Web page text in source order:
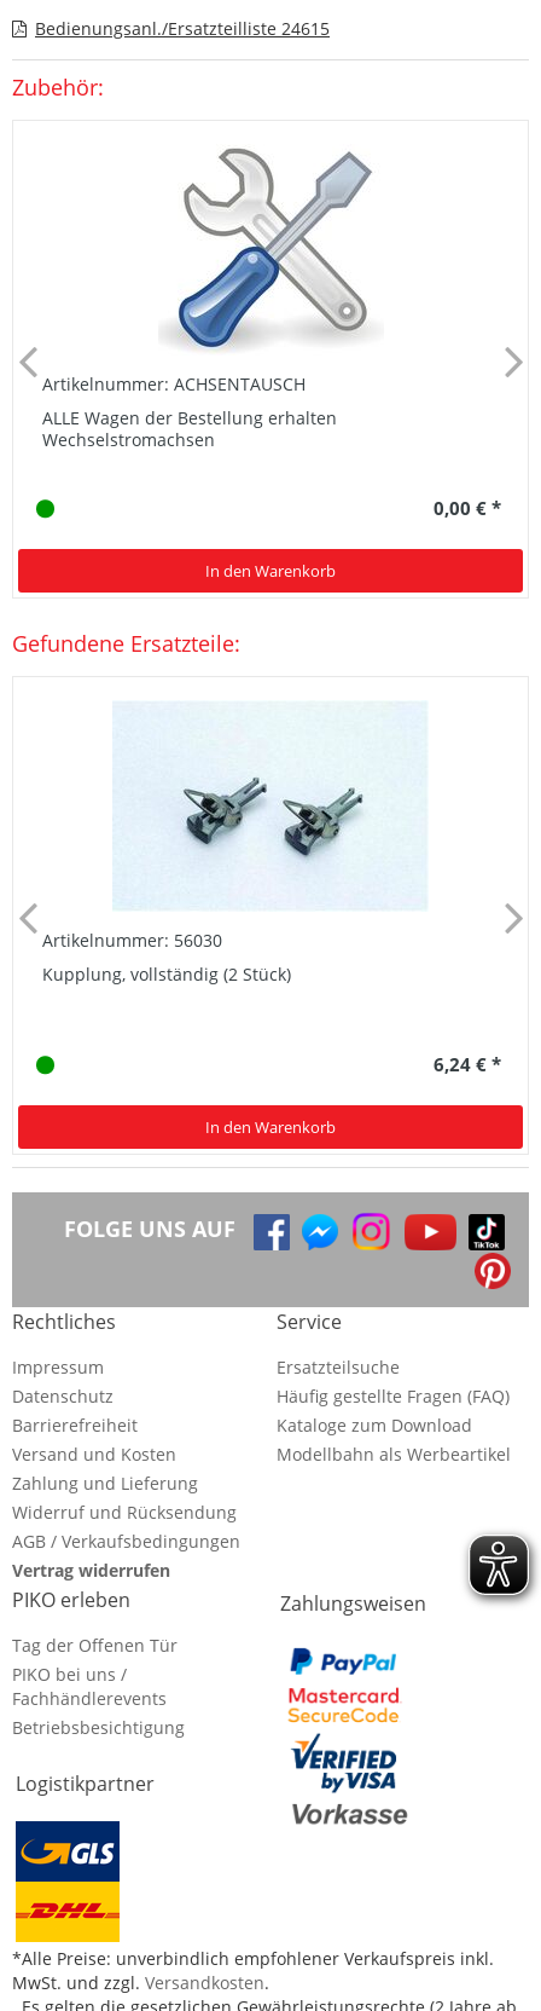
Bedienungsanl./Ersatzteilliste 24615
Zubehör:
Artikelnummer: ACHSENTAUSCH
ALLE Wagen der Bestellung erhalten
Wechselstromachsen
0,00 € *
In den Warenkorb
Gefundene Ersatzteile:
Artikelnummer: 56030
Kupplung, vollständig (2 Stück)
6,24 € *
In den Warenkorb
FOLGE UNS AUF
Rechtliches
Impressum
Datenschutz
Barrierefreiheit
Versand und Kosten
Zahlung und Lieferung
Widerruf und Rücksendung
AGB / Verkaufsbedingungen
Vertrag widerrufen
Service
Ersatzteilsuche
Häufig gestellte Fragen (FAQ)
Kataloge zum Download
Modellbahn als Werbeartikel
PIKO erleben
Tag der Offenen Tür
PIKO bei uns /
Fachhändlerevents
Betriebsbesichtigung
Logistikpartner
Zahlungsweisen
*Alle Preise: unverbindlich empfohlener Verkaufspreis inkl.
MwSt. und zzgl. Versandkosten.